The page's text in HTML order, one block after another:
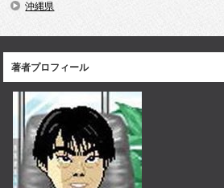
沖縄県
著者プロフィール